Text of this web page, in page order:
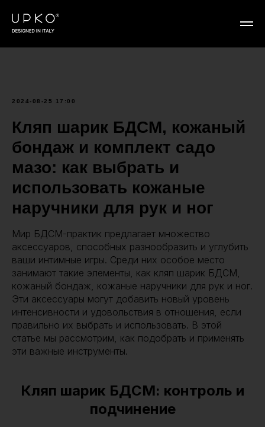
2024-08-25 17:00
Кляп шарик БДСМ, кожаный
бондаж и комплект садо
мазо: как выбрать и
использовать кожаные
наручники для рук и ног
Мир БДСМ-практик предлагает множество
аксессуаров, способных разнообразить и углубить
ваши интимные игры. Среди них особое место
занимают такие элементы, как кляп шарик БДСМ,
кожаный бондаж, кожаные наручники для рук и ног.
Эти аксессуары могут добавить новый уровень
интенсивности и удовольствия в отношения, если
правильно их выбрать и использовать. В этой
статье мы рассмотрим, как подобрать и применять
эти важные инструменты.
Кляп шарик БДСМ: контроль и
подчинение